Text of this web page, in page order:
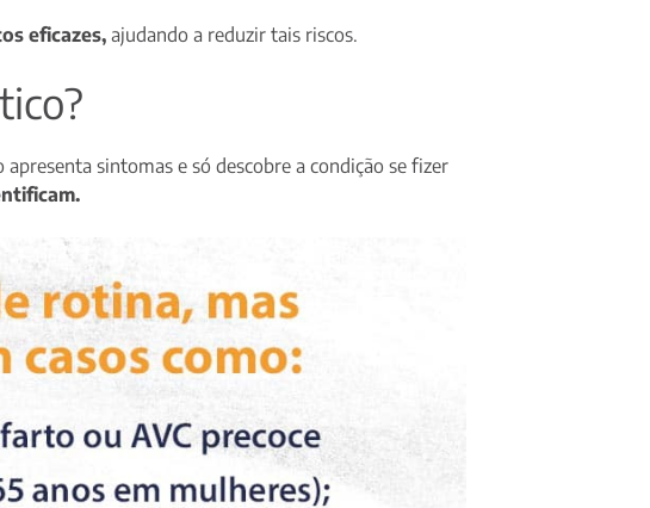
eficazes, ajudando a reduzir tais riscos.
sintomas e só descobre a condição se fizer